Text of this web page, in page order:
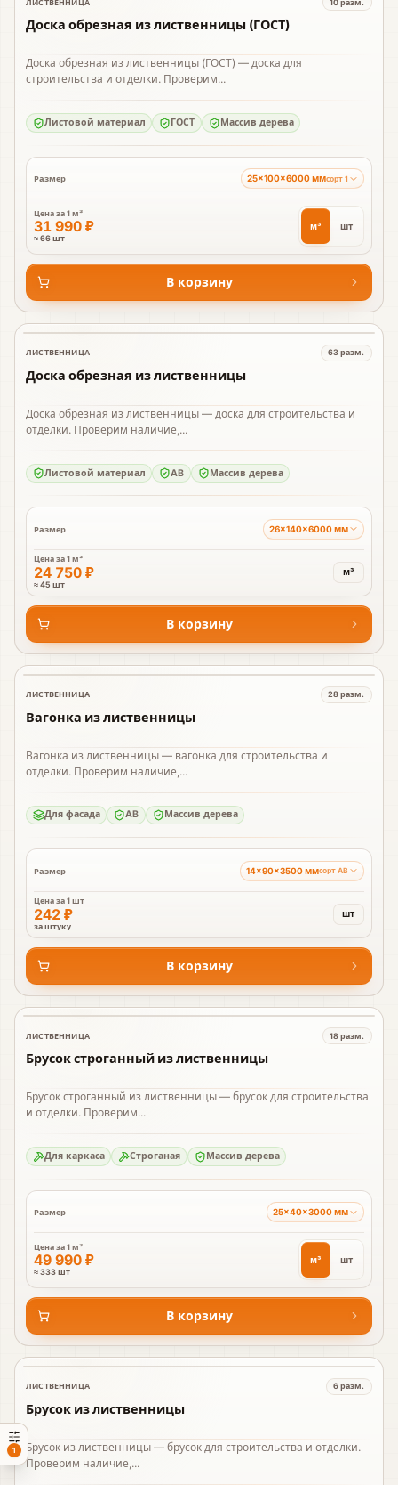
В наличии
ЛИСТВЕННИЦА 10разм.
Доска обрезная из лиственницы (ГОСТ)
Доска обрезная из лиственницы (ГОСТ) — доска для
строительства и отделки. Проверим...
Листовой материал ГОСТ Массив дерева
Размер 25×100×6000 ммсорт 1
Цена за1 м³
31 990 ₽
≈ 66 шт
м³ шт
В корзину
В наличии
ЛИСТВЕННИЦА 63разм.
Доска обрезная из лиственницы
Доска обрезная из лиственницы — доска для строительства и
отделки. Проверим наличие,...
Листовой материал AB Массив дерева
Размер 26×140×6000 мм
Цена за1 м³
24 750 ₽
≈ 45 шт
м³
В корзину
В наличии
ЛИСТВЕННИЦА 28разм.
Вагонка из лиственницы
Вагонка из лиственницы — вагонка для строительства и
отделки. Проверим наличие,...
Для фасада AB Массив дерева
Размер 14×90×3500 ммсорт AB
Цена за1 шт
242 ₽
за штуку
шт
В корзину
В наличии
ЛИСТВЕННИЦА 18разм.
Брусок строганный из лиственницы
Брусок строганный из лиственницы — брусок для строительства
и отделки. Проверим...
Для каркаса Строганая Массив дерева
Размер 25×40×3000 мм
Цена за1 м³
49 990 ₽
≈ 333 шт
м³ шт
В корзину
В наличии
ЛИСТВЕННИЦА 6разм.
Брусок из лиственницы
Брусок из лиственницы — брусок для строительства и отделки.
Проверим наличие,...
1